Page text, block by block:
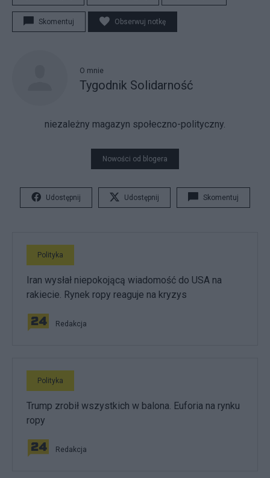
Skomentuj Obserwuj notkę
O mnie
Tygodnik Solidarność
niezależny magazyn społeczno-polityczny.
Nowości od blogera
Udostępnij Udostępnij Skomentuj
Polityka
Iran wysłał niepokojącą wiadomość do USA na
rakiecie. Rynek ropy reaguje na kryzys
Redakcja
Polityka
Trump zrobił wszystkich w balona. Euforia na rynku
ropy
Redakcja